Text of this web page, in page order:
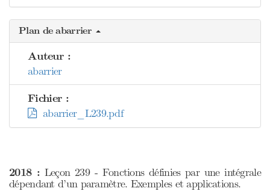
Plan de abarrier
Auteur :
abarrier
Fichier :
abarrier_L239.pdf
2018 : Leçon 239 - Fonctions définies par une intégrale
dépendant d’un paramètre. Exemples et applications.